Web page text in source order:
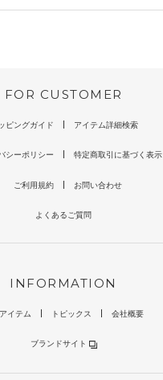
FOR CUSTOMER
ピングガイド アイテム詳細検索
シーポリシー 特定商取引に基づく表示
ご利用規約 お問い合わせ
よくあるご質問
INFORMATION
イテム トピックス 会社概要
ブランドサイト